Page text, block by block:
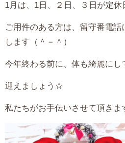
1月は、1日、２日、３日が定休
ご用件のある方は、留守番電
します（＾－＾）
今年終わる前に、体も綺麗にし
迎えましょう☆
私たちがお手伝いさせて頂きま